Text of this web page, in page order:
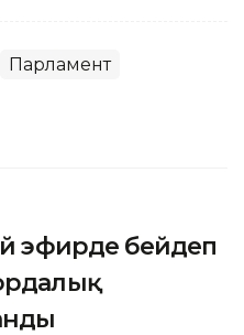
Парламент
эфирде бейәдеп